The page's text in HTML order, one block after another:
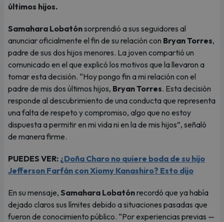
últimos hijos.
Samahara Lobatónsorprendió a sus seguidores al
anunciar oficialmente el fin de su relación con Bryan Torres,
padre de sus dos hijos menores. La joven compartió un
comunicado en el que explicó los motivos que la llevaron a
tomar esta decisión. “Hoy pongo fin a mi relación con el
padre de mis dos últimos hijos, Bryan Torres. Esta decisión
responde al descubrimiento de una conducta que representa
una falta de respeto y compromiso, algo que no estoy
dispuesta a permitir en mi vida ni en la de mis hijos”, señaló
de manera firme.
PUEDES VER: ¿Doña Charo no quiere boda de su hijo
Jefferson Farfán con Xiomy Kanashiro? Esto dijo
En su mensaje, Samahara Lobatónrecordó que ya había
dejado claros sus límites debido a situaciones pasadas que
fueron de conocimiento público. “Por experiencias previas —